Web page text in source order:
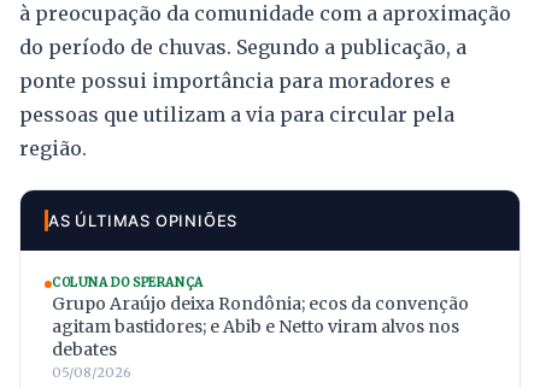
à preocupação da comunidade com a aproximação
do período de chuvas. Segundo a publicação, a
ponte possui importância para moradores e
pessoas que utilizam a via para circular pela
região.
AS ÚLTIMAS OPINIÕES
COLUNA DO SPERANÇA
Grupo Araújo deixa Rondônia; ecos da convenção
agitam bastidores; e Abib e Netto viram alvos nos
debates
05/08/2026